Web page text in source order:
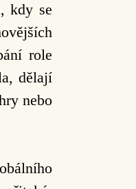
kdy se
role
dělají
nebo